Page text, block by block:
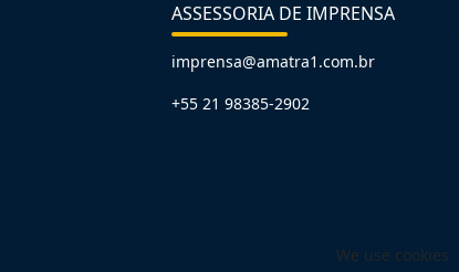
ASSESSORIA DE IMPRENSA
imprensa@amatra1.com.br
+55 21 98385-2902
We use cookies